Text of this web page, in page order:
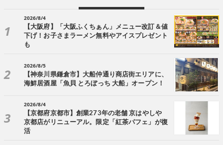
2026/8/4
【大阪府】「大阪ふくちぁん」メニュー改訂＆値
下げ！お子さまラーメン無料やアイスプレゼント
も
2026/8/5
【神奈川県鎌倉市】大船仲通り商店街エリアに、
海鮮居酒屋「魚貝 とろぼっち 大船」オープン！
2026/8/4
【京都府京都市】創業273年の老舗 京はやしや
京都店がリニューアル。限定「紅茶パフェ」が復
活